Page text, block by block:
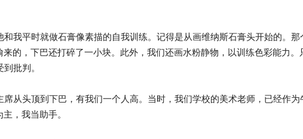
我平时就做石膏像素描的自我训练。记得是从画维纳斯石膏头开始的。那
的，下巴还打碎了一小块。此外，我们还画水粉静物，以训练色彩能力。
批判。
从头顶到下巴，有我们一个人高。当时，我们学校的美术老师，已经作为
，我当助手。